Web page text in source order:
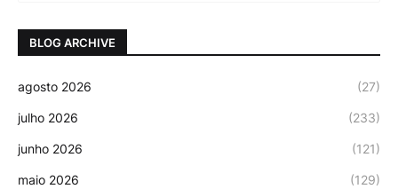
BLOG ARCHIVE
agosto 2026 (27)
julho 2026 (233)
junho 2026 (121)
maio 2026 (129)